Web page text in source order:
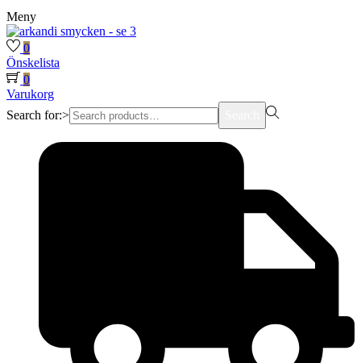
Meny
0
Önskelista
0
Varukorg
Search for:>